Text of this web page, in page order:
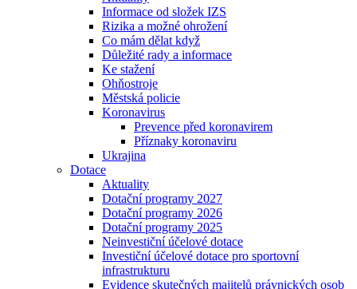
Informace od složek IZS
Rizika a možné ohrožení
Co mám dělat když
Důležité rady a informace
Ke stažení
Ohňostroje
Městská policie
Koronavirus
Prevence před koronavirem
Příznaky koronaviru
Ukrajina
Dotace
Aktuality
Dotační programy 2027
Dotační programy 2026
Dotační programy 2025
Neinvestiční účelové dotace
Investiční účelové dotace pro sportovní
infrastrukturu
Evidence skutečných majitelů právnických osob